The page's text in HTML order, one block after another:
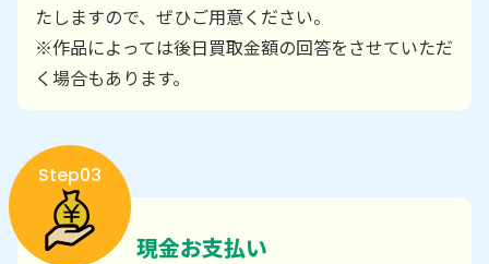
たしますので、ぜひご用意ください。
※作品によっては後日買取金額の回答をさせていただ
く場合もあります。
Step03
現金お支払い